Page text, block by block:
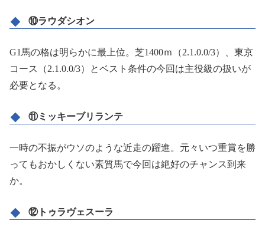
⑩ラウダシオン
G1馬の格は明らかに最上位。芝1400ｍ（2.1.0.0/3）、東京
コース（2.1.0.0/3）とベスト条件の今回は主役級の扱いが
必要となる。
⑪ミッキーブリランテ
一時の不振がウソのような近走の躍進。元々いつ重賞を勝
ってもおかしくない素質馬で今回は絶好のチャンス到来
か。
⑫トゥラヴェスーラ